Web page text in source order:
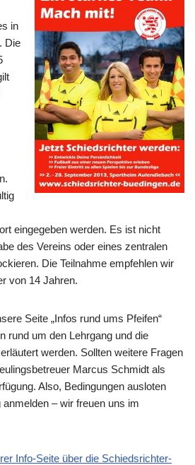
in
Die
eingegeben werden. Es ist nicht
des Vereins oder eines zentralen
Die Teilnahme empfehlen wir
von 14 Jahren.
Seite „Infos rund ums Pfeifen“
rund um den Lehrgang und die
werden. Sollten weitere Fragen
Marcus Schmidt als
Also, Bedingungen ausloten
– wir freuen uns im
Info-Seite über die Schiedsrichter-